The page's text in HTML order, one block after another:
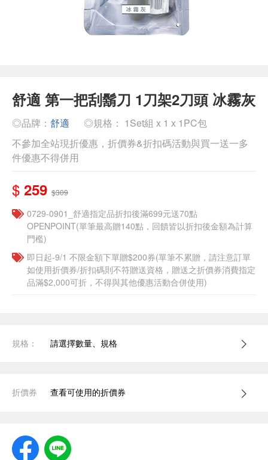
舒適 第一把刮鬍刀 1刀架2刀頭 冰霧灰
◎品牌： 舒適
◎規格： 1Set組 x 1 x 1PC包
不參加全站現折優惠，折價券&折扣碼活動與買一送一多
件優惠不得併用
$ 259 $309
0729-0901_舒適指定品折扣後滿699元送70點
OPENPOINT(單筆最高贈140點，回饋皆以折扣後金額為計算
門檻)
即日起-9/1 不限金額下單贈$200券(單筆不累贈，請注意訂單
如使用折價券/折扣碼則不符贈送資格，贈送之折價券消費指定
品滿$2,000可折，不得與其他優惠活動合併使用)
規格： 請選擇數量、規格
折價券 查看可使用的折價券